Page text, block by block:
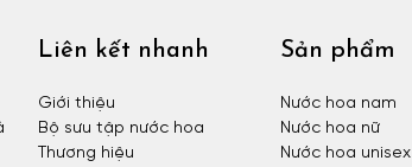
Liên kết nhanh
Giới thiệu
Bộ sưu tập nước hoa
Thương hiệu
Sản phẩm
Nước hoa nam
Nước hoa nữ
Nước hoa unisex